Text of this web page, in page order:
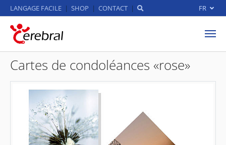
LANGAGE FACILE SHOP CONTACT FR
Cartes de condoléances «rose»